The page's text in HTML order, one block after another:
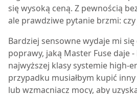
się wysoką ceną. Z pewnością
ale prawdziwe pytanie brzmi:
Bardziej sensowne wydaje mi
poprawy, jaką Master Fuse daje
najwyższej klasy systemie high-
przypadku musiałbym kupić
lub wzmacniacz mocy, aby